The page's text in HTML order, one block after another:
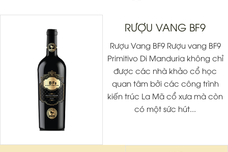
RƯỢU VANG BF9
Rượu Vang BF9 Rượu vang BF9
Primitivo Di Manduria không chỉ
được các nhà khảo cổ học
quan tâm bởi các công trình
kiến trúc La Mã cổ xưa mà còn
có một sức hút...